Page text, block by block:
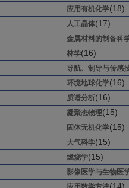
应用有机化学(18)
人工晶体(17)
金属材料的制备科
林学(16)
导航、制导与传感
环境地球化学(16)
质谱分析(16)
凝聚态物理(15)
固体无机化学(15)
大气科学(15)
燃烧学(15)
影像医学与生物医